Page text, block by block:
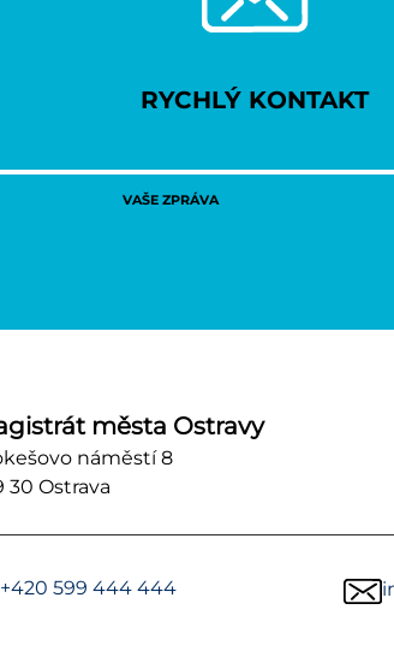
RYCHLÝ KONTAKT
VAŠE ZPRÁVA
města Ostravy
náměstí 8
30 Ostrava
+420 599 444 444